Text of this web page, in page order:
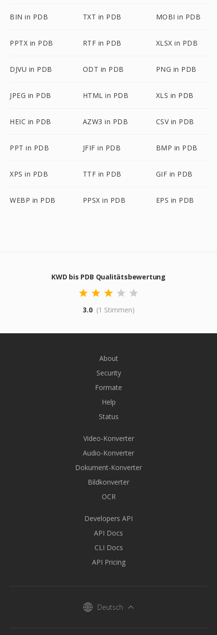
BIN in PDB TXT in PDB MOBI in PDB
PPTX in PDB RTF in PDB XLSX in PDB
DJVU in PDB ODT in PDB PNG in PDB
JPEG in PDB HTML in PDB XLS in PDB
HEIC in PDB AZW3 in PDB CSV in PDB
PPT in PDB JFIF in PDB BMP in PDB
XPS in PDB TTF in PDB GIF in PDB
WEBP in PDB PPSX in PDB EPS in PDB
KWD bis PDB Qualitätsbewertung
3.0 (1 Stimmen)
About
Security
Formate
Help
Status
Video-Konverter
Audio-Konverter
Dokument-Konverter
Bildkonverter
OCR
Developers API
API Docs
CLI Docs
API Pricing
Deutsch